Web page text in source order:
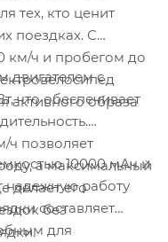
тех, кто ценит
поездках. С
км/ч и пробегом до
активного образа
двигателем с
что обеспечивает
ч позволяет
а максимальный
делает его
без
10000 мАч и
надежную работу
составляет
для